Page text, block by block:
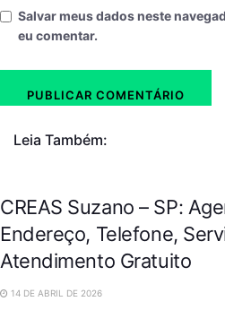
Salvar meus dados neste
eu comentar.
Leia Também:
CREAS Suzano – SP:
Endereço, Telefone,
Atendimento Gratuito
14 DE ABRIL DE 2026